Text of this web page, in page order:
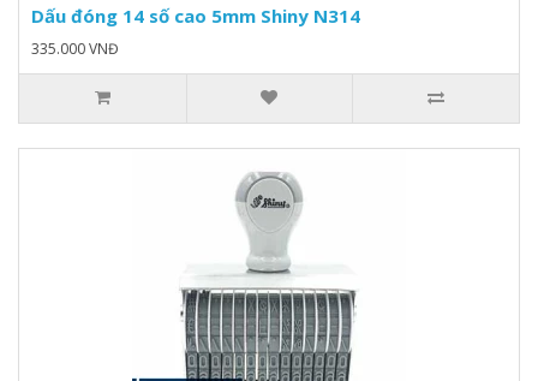
Dấu đóng 14 số cao 5mm Shiny N314
335.000 VNĐ